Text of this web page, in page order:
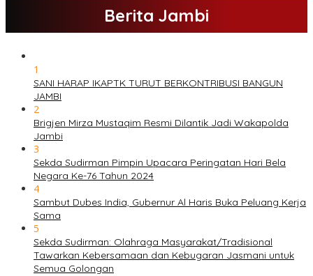
Berita Jambi
1
SANI HARAP IKAPTK TURUT BERKONTRIBUSI BANGUN
JAMBI
2
Brigjen Mirza Mustaqim Resmi Dilantik Jadi Wakapolda
Jambi
3
Sekda Sudirman Pimpin Upacara Peringatan Hari Bela
Negara Ke-76 Tahun 2024
4
Sambut Dubes India, Gubernur Al Haris Buka Peluang Kerja
Sama
5
Sekda Sudirman: Olahraga Masyarakat/Tradisional
Tawarkan Kebersamaan dan Kebugaran Jasmani untuk
Semua Golongan